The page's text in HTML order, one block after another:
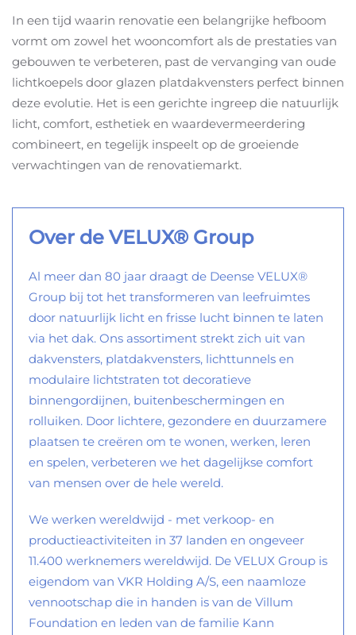
In een tijd waarin renovatie een belangrijke hefboom
vormt om zowel het wooncomfort als de prestaties van
gebouwen te verbeteren, past de vervanging van oude
lichtkoepels door glazen platdakvensters perfect binnen
deze evolutie. Het is een gerichte ingreep die natuurlijk
licht, comfort, esthetiek en waardevermeerdering
combineert, en tegelijk inspeelt op de groeiende
verwachtingen van de renovatiemarkt.
Over de VELUX® Group
Al meer dan 80 jaar draagt de Deense VELUX®
Group bij tot het transformeren van leefruimtes
door natuurlijk licht en frisse lucht binnen te laten
via het dak. Ons assortiment strekt zich uit van
dakvensters, platdakvensters, lichttunnels en
modulaire lichtstraten tot decoratieve
binnengordijnen, buitenbeschermingen en
rolluiken. Door lichtere, gezondere en duurzamere
plaatsen te creëren om te wonen, werken, leren
en spelen, verbeteren we het dagelijkse comfort
van mensen over de hele wereld.
We werken wereldwijd - met verkoop- en
productieactiviteiten in 37 landen en ongeveer
11.400 werknemers wereldwijd. De VELUX Group is
eigendom van VKR Holding A/S, een naamloze
vennootschap die in handen is van de Villum
Foundation en leden van de familie Kann